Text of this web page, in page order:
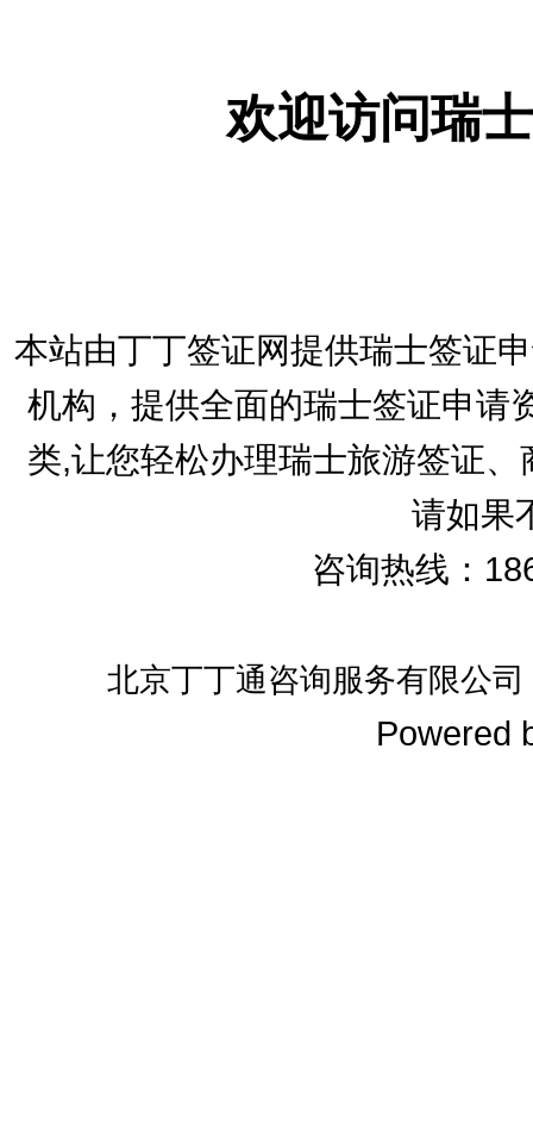
欢迎访问瑞
本站由丁丁签证网提供瑞士签证
机构，提供全面的瑞士签证申请
类,让您轻松办理瑞士旅游签证
请如果
咨询热线：
北京丁丁通咨询服务有限公
Powered